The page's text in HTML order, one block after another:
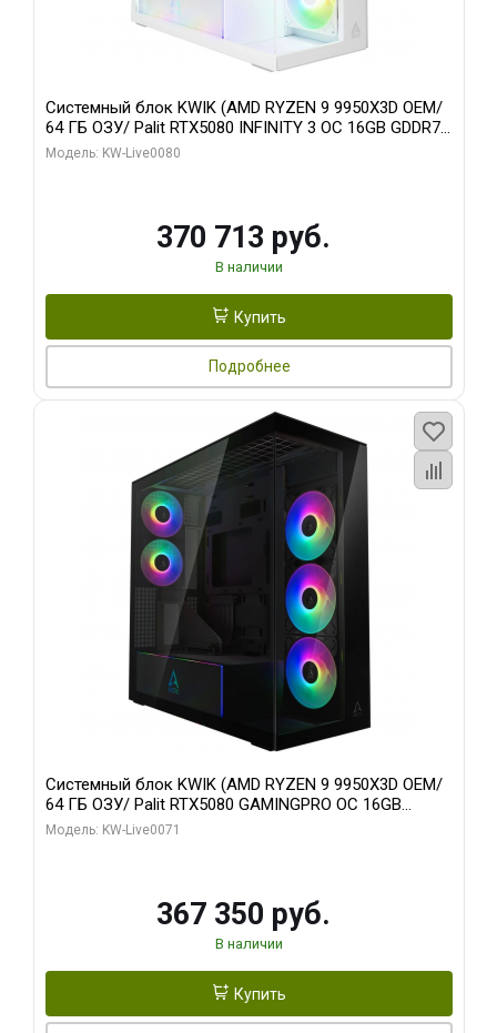
Системный блок KWIK (AMD RYZEN 9 9950X3D OEM/
64 ГБ ОЗУ/ Palit RTX5080 INFINITY 3 OC 16GB GDDR7
256bit 3xDP H/ 960 ГБ SSD)
Модель: KW-Live0080
370 713 руб.
В наличии
Купить
Подробнее
Системный блок KWIK (AMD RYZEN 9 9950X3D OEM/
64 ГБ ОЗУ/ Palit RTX5080 GAMINGPRO OC 16GB
GDDR7 256bit 3xDP HD/ 960 ГБ SSD)
Модель: KW-Live0071
367 350 руб.
В наличии
Купить